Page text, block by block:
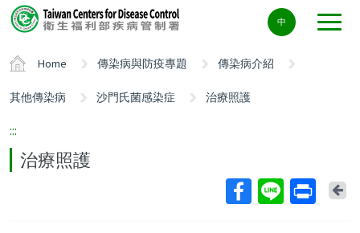
Center
block
中
Home 傳染病與防疫專題 傳染病介紹
其他傳染病 沙門氏菌感染症 治療照護
:::
治療照護